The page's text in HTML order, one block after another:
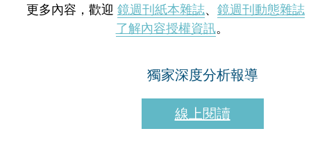
更多內容，歡迎 鏡週刊紙本雜誌、 鏡週刊動態雜誌
了解內容授權資訊。
獨家深度分析報導
線上閱讀